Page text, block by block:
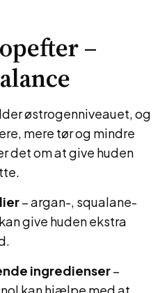
–
østrogenniveauet, og
mere tør og mindre
det om at give huden
– argan-, squalane-
give huden ekstra
ingredienser–